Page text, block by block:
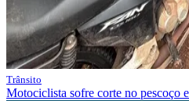
Trânsito
Motociclista sofre corte no pescoço